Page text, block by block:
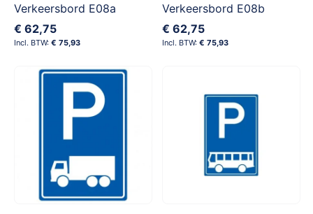
Verkeersbord E08a
€ 62,75
€ 75,93
Verkeersbord E08b
€ 62,75
€ 75,93